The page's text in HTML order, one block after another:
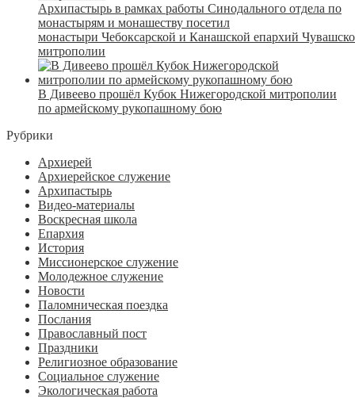
Архипастырь в рамках работы Синодального отдела по
монастырям и монашеству посетил
монастыри Чебоксарской и Канашской епархий
митрополии
В Дивеево прошёл Кубок Нижегородской митрополии
по армейскому рукопашному бою
Рубрики
Архиерей
Архиерейское служение
Архипастырь
Видео-материалы
Воскресная школа
Епархия
История
Миссионерское служение
Молодежное служение
Новости
Паломническая поездка
Послания
Православный пост
Праздники
Религиозное образование
Социальное служение
Экологическая работа